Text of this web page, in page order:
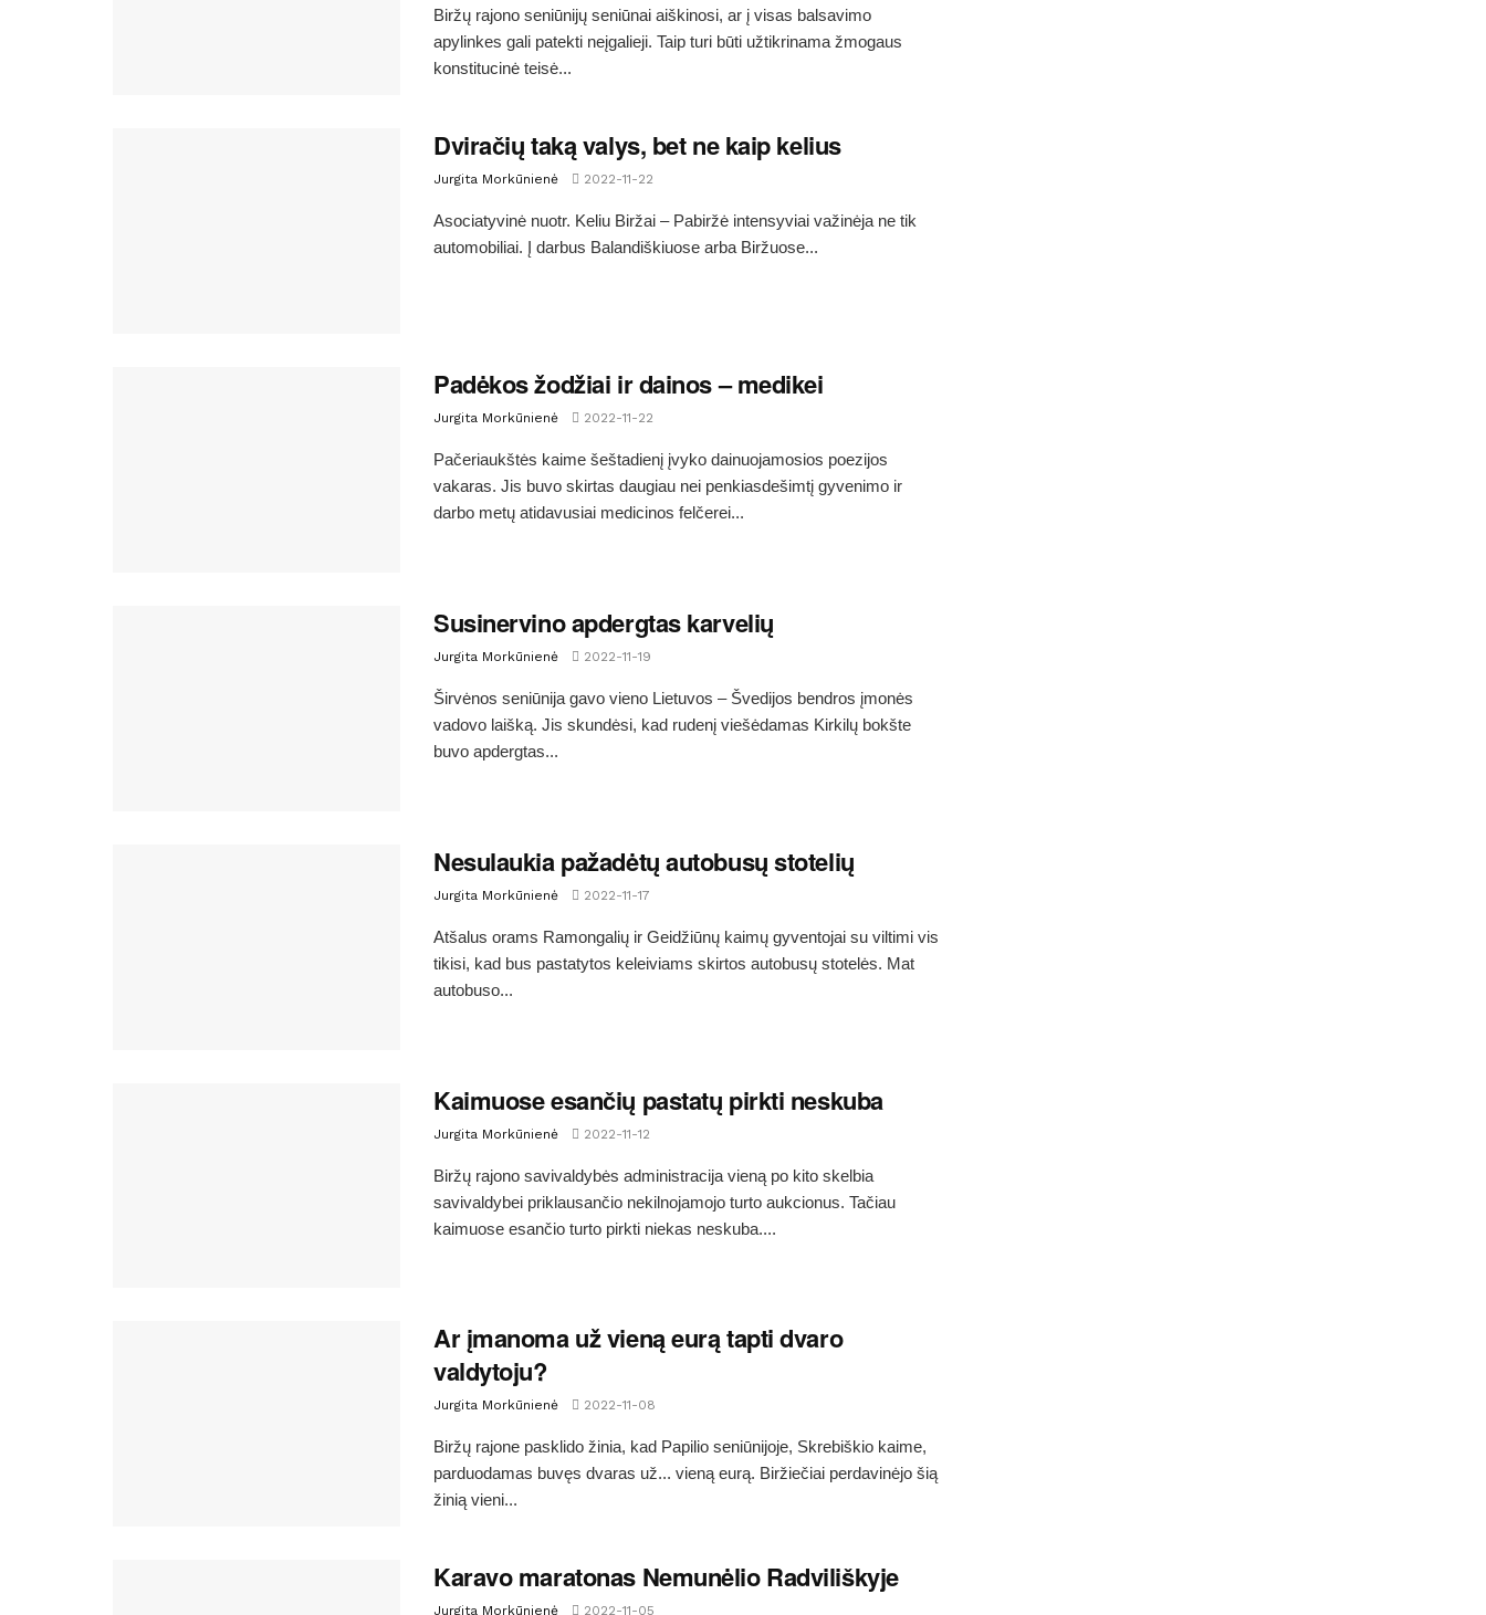
Biržų rajono seniūnijų seniūnai aiškinosi, ar į visas balsavimo
apylinkes gali patekti neįgalieji. Taip turi būti užtikrinama žmogaus
konstitucinė teisė...
Dviračių taką valys, bet ne kaip kelius
Jurgita Morkūnienė 2022-11-22
Asociatyvinė nuotr. Keliu Biržai – Pabiržė intensyviai važinėja ne tik
automobiliai. Į darbus Balandiškiuose arba Biržuose...
Padėkos žodžiai ir dainos – medikei
Jurgita Morkūnienė 2022-11-22
Pačeriaukštės kaime šeštadienį įvyko dainuojamosios poezijos
vakaras. Jis buvo skirtas daugiau nei penkiasdešimtį gyvenimo ir
darbo metų atidavusiai medicinos felčerei...
Susinervino apdergtas karvelių
Jurgita Morkūnienė 2022-11-19
Širvėnos seniūnija gavo vieno Lietuvos – Švedijos bendros įmonės
vadovo laišką. Jis skundėsi, kad rudenį viešėdamas Kirkilų bokšte
buvo apdergtas...
Nesulaukia pažadėtų autobusų stotelių
Jurgita Morkūnienė 2022-11-17
Atšalus orams Ramongalių ir Geidžiūnų kaimų gyventojai su viltimi vis
tikisi, kad bus pastatytos keleiviams skirtos autobusų stotelės. Mat
autobuso...
Kaimuose esančių pastatų pirkti neskuba
Jurgita Morkūnienė 2022-11-12
Biržų rajono savivaldybės administracija vieną po kito skelbia
savivaldybei priklausančio nekilnojamojo turto aukcionus. Tačiau
kaimuose esančio turto pirkti niekas neskuba....
Ar įmanoma už vieną eurą tapti dvaro
valdytoju?
Jurgita Morkūnienė 2022-11-08
Biržų rajone pasklido žinia, kad Papilio seniūnijoje, Skrebiškio kaime,
parduodamas buvęs dvaras už... vieną eurą. Biržiečiai perdavinėjo šią
žinią vieni...
Karavo maratonas Nemunėlio Radviliškyje
Jurgita Morkūnienė 2022-11-05